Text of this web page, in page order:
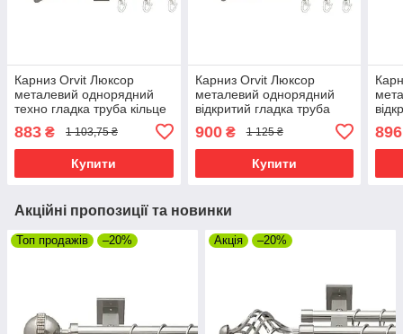
Карниз Orvit Люксор
металевий однорядний
техно гладка труба кільце
Сталь 25 мм 200 см (00-
00026494)
883 ₴ 1 103,75 ₴
Купити
Карниз Orvit Люксор
металевий однорядний
відкритий гладка труба
Нержавіюча Сталь 25 мм
300 см (7074846)
900₴ 1 125 ₴
Купити
мм
896
Акційні пропозиції та новинки
Топ продажів –20% Акція –20%